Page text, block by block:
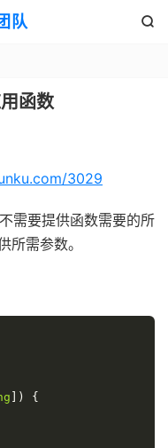
队 
函数
3029
需要提供函数需要的所
所需参数。
])
{